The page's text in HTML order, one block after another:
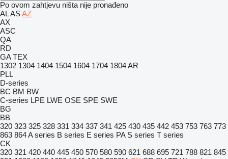
Po ovom zahtjevu ništa nije pronađeno
ALASAZ
AX
ASC
QA
RD
GA TEX
1302 1304 1404 1504 1604 1704 1804AR
PLL
D-series
BC BM BW
C-series LPE LWE OSE SPE SWE
BG
BB
320 323 325 328 331 334 337 341 425 430 435 442 453 753 763 773
863 864A series B series E series PA S series T series
CK
320 321 420 440 445 450 570 580 590 621 688 695 721 788 821 845